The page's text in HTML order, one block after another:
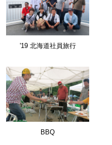
'19 北海道社員旅行
BBQ